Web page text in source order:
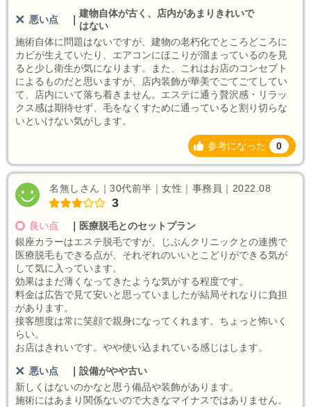
悪い点 ｜
建物自体が古く、店内があまりきれいで
はない
施術自体に問題はないですが、建物の老朽化でところどころに
カビが生えていたり、エアコンにほこりが溜まっているのを見
ると少し衛生が気になります。また、これはお店のコンセプト
によるものだと思いますが、店内装飾が華美でごてごてしてい
て、店内にいて落ち着きません。エステに通う贅沢感・リラッ
クス感は期待せず、毛をなくすために通っていると割り切らな
いといけない気がします。
参考になった 0
名無しさん｜30代前半｜女性｜事務員｜2022.08
3
良い点
医療脱毛とのセットプラン
銀座カラーはエステ脱毛ですが、じぶんクリニックとの連携で
医療脱毛もできる点が、それぞれのいいとこどりができる気が
して気に入っています。
効果はまだ薄くなってきたような気がする程度です。
料金は広告で見て安いと思っていましたが結局それなりに負担
があります。
接客態度は常に笑顔で親身になってくれます。ちょっと怖いく
らい。
お店はきれいです。やや使い込まれている感じはします。
悪い点
設備がやや古い
新しくはないのかなと思う備品や装飾があります。
施術にはあまり関係ないので大きなマイナスではありません。